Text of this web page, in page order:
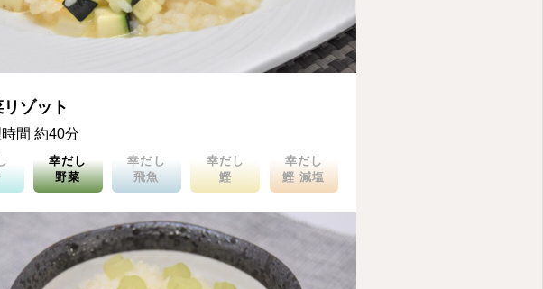
ゾット
間 約40分
幸だし
野菜
幸だし
飛魚
幸だし
鰹
幸だし
鰹 減塩